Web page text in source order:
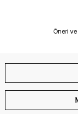
Öneri